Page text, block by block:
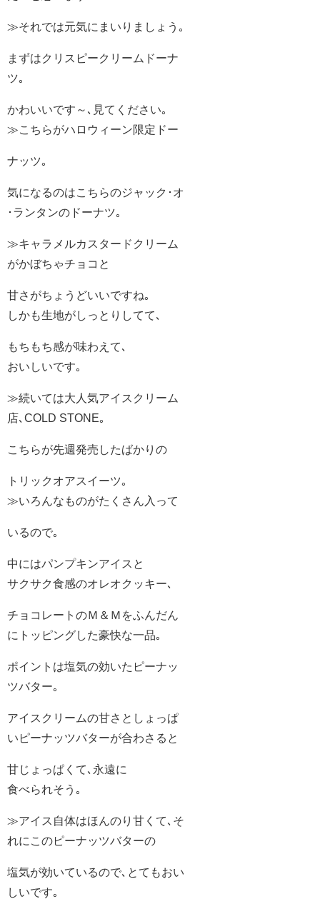
≫それでは元気にまいりましょう｡
まずはクリスピークリームドーナ
ツ｡
かわいいです～､見てください｡
≫こちらがハロウィーン限定ドー
ナッツ｡
気になるのはこちらのジャック･オ
･ランタンのドーナツ｡
≫キャラメルカスタードクリーム
がかぼちゃチョコと
甘さがちょうどいいですね｡
しかも生地がしっとりしてて､
もちもち感が味わえて､
おいしいです｡
≫続いては大人気アイスクリーム
店､COLD STONE｡
こちらが先週発売したばかりの
トリックオアスイーツ｡
≫いろんなものがたくさん入って
いるので｡
中にはパンプキンアイスと
サクサク食感のオレオクッキー､
チョコレートのＭ＆Ｍをふんだん
にトッピングした豪快な一品｡
ポイントは塩気の効いたピーナッ
ツバター｡
アイスクリームの甘さとしょっぱ
いピーナッツバターが合わさると
甘じょっぱくて､永遠に
食べられそう｡
≫アイス自体はほんのり甘くて､そ
れにこのピーナッツバターの
塩気が効いているので､とてもおい
しいです｡